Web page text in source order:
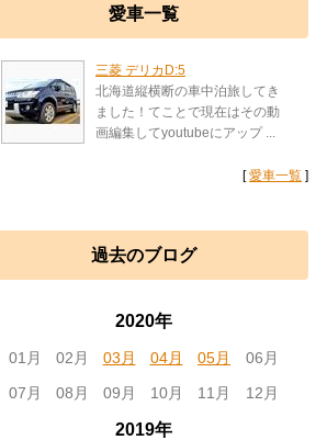
愛車一覧
三菱 デリカD:5
北海道縦横断の車中泊旅してき
ました！てことで現在はその動
画編集してyoutubeにアップ ...
[愛車一覧 ]
過去のブログ
2020年
01月 02月 03月 04月 05月
06月
07月
08月 09月 10月 11月 12月
2019年